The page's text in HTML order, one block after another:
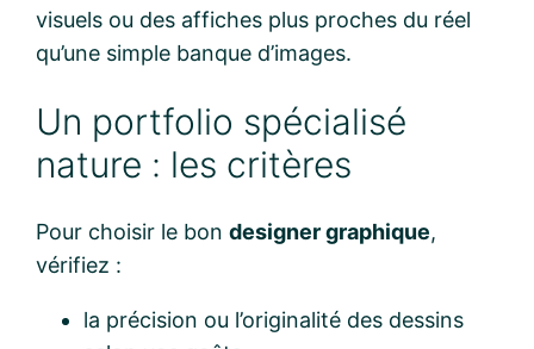
visuels ou des affiches plus proches du réel
qu’une simple banque d’images.
Un portfolio spécialisé
nature : les critères
Pour choisir le bondesigner graphique,
vérifiez :
la précision ou l’originalité des dessins